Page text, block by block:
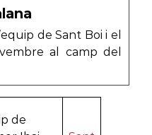
de Sant Boi i el
al camp del
de